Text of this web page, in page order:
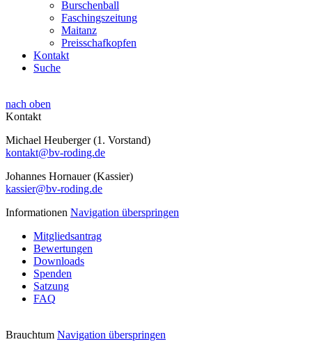
Burschenball
Faschingszeitung
Maitanz
Preisschafkopfen
Kontakt
Suche
nach oben
Kontakt
Michael Heuberger (1. Vorstand)
kontakt@bv-roding.de
Johannes Hornauer (Kassier)
kassier@bv-roding.de
Informationen Navigation überspringen
Mitgliedsantrag
Bewertungen
Downloads
Spenden
Satzung
FAQ
Brauchtum Navigation überspringen